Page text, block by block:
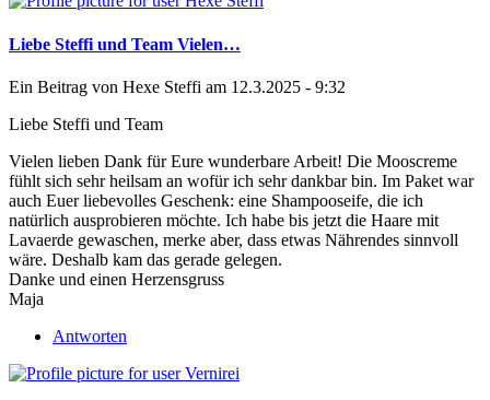
Liebe Steffi und Team Vielen…
Ein Beitrag von Hexe Steffi am 12.3.2025 - 9:32
Liebe Steffi und Team
Vielen lieben Dank für Eure wunderbare Arbeit! Die Mooscreme
fühlt sich sehr heilsam an wofür ich sehr dankbar bin. Im Paket war
auch Euer liebevolles Geschenk: eine Shampooseife, die ich
natürlich ausprobieren möchte. Ich habe bis jetzt die Haare mit
Lavaerde gewaschen, merke aber, dass etwas Nährendes sinnvoll
wäre. Deshalb kam das gerade gelegen.
Danke und einen Herzensgruss
Maja
Antworten